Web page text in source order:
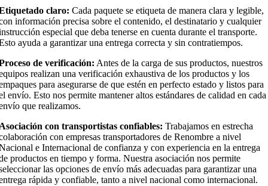
claro: Cada paquete se etiqueta de manera clara y legible,
información precisa sobre el contenido, el destinatario y cualquier
especial que deba tenerse en cuenta durante el transporte.
ayuda a garantizar una entrega correcta y sin contratiempos.
de verificación: Antes de la carga de sus productos, nuestros
realizan una verificación exhaustiva de los productos y los
para asegurarse de que estén en perfecto estado y listos para
envío. Esto nos permite mantener altos estándares de calidad en cada
que realizamos.
con transportistas confiables: Trabajamos en estrecha
con empresas transportadores de Renombre a nivel
e Internacional de confianza y con experiencia en la entrega
productos en tiempo y forma. Nuestra asociación nos permite
las opciones de envío más adecuadas para garantizar una
rápida y confiable, tanto a nivel nacional como internacional.